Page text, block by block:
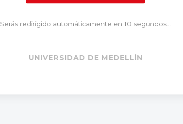
Serás redirigido automáticamente en 10 segundos...
UNIVERSIDAD DE MEDELLÍN